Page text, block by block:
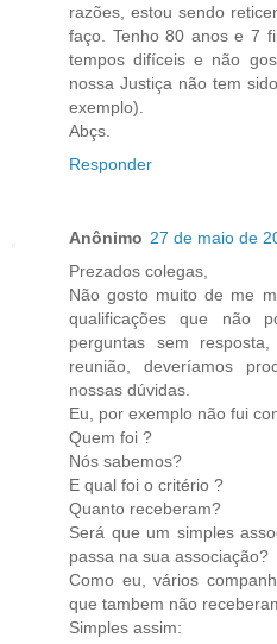
razões, estou sendo
faço. Tenho 80 anos e 7
tempos difíceis e não
nossa Justiça não tem
exemplo).
Abçs.
Responder
Anônimo 27 de maio de
Prezados colegas,
Não gosto muito de me
qualificações que não
perguntas sem
reunião, deveríamos
nossas dúvidas.
Eu, por exemplo não fui
Quem foi ?
Nós sabemos?
E qual foi o critério ?
Quanto receberam?
Será que um simples
passa na sua associação?
Como eu, vários
que tambem não
Simples assim: